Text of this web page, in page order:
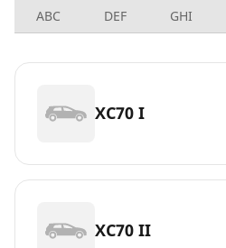
ABC DEF GHI
XC70 I
XC70 II